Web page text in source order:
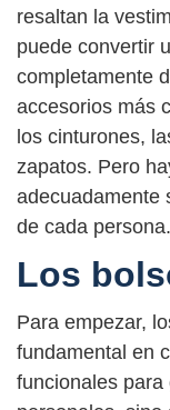
resaltan la
puede convertir
completamente
accesorios más
los cinturones,
zapatos. Pero
adecuadamente
de cada persona.
Los
Para empezar,
fundamental en
funcionales